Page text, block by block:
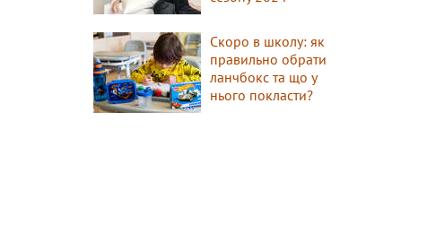
Скоро в школу: як
правильно обрати
ланчбокс та що у
нього покласти?